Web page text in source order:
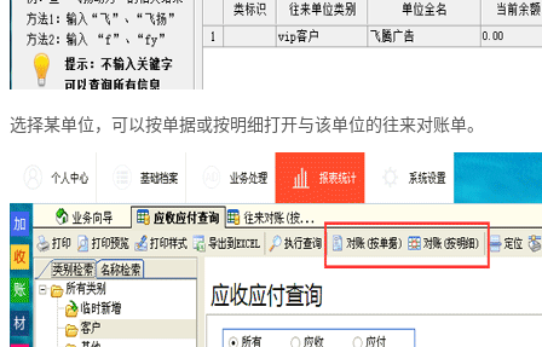
选择某单位，可以按单据或按明细打开与该单位的往来对账单。